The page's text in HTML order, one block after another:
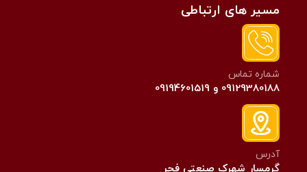
مسیر های ارتباطی
شماره تماس
09129380188 و 09194601519
آدرس
گرمسار شهرک صنعتی فجر